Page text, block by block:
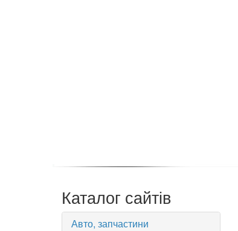
Каталог сайтів
Авто, запчастини